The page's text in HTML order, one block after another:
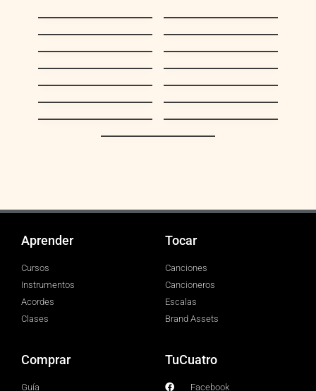
Pajarillo Verde
Hermosa
Alma Llanera
Pajarillo
Es que te quiero
Fiesta en Elorza
El Gavilán
Estoy Contigo
Déjate Querer
Zumba que Zumba
Diablo
El Aguacero
Apure en un viaje
Mi mujer es caña
dulce Aquiles
canto
Aprender
Cursos
Instrumentos
Acordes
Clases
Tocar
Canciones
Cancioneros
Escalas
Brand Assets
Comprar
Guía
TuCuatro
Facebook